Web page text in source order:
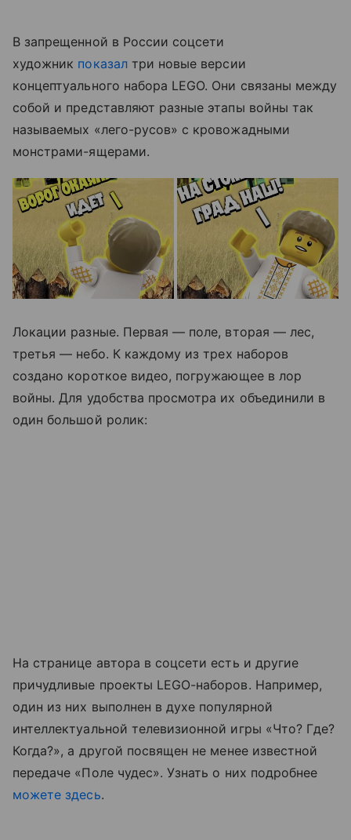
В запрещенной в России соцсети
художник показалтри новые версии
концептуального набора LEGO. Они связаны между
собой и представляют разные этапы войны так
называемых «лего-русов» с кровожадными
монстрами-ящерами.
Локации разные. Первая— поле, вторая — лес,
третья — небо. К каждому из трех наборов
создано короткое видео, погружающее в лор
войны. Для удобства просмотра их объединили в
один большой ролик:
На странице автора в соцсети есть и другие
причудливые проекты LEGO-наборов. Например,
один из них выполнен в духе популярной
интеллектуальной телевизионной игры «Что? Где?
Когда?», а другой посвящен не менее известной
передаче «Поле чудес». Узнать о них подробнее
можете здесь.